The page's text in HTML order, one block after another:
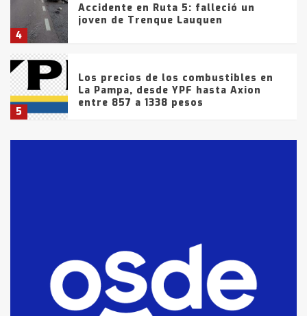
4
Accidente en Ruta 5: falleció un
joven de Trenque Lauquen
5
Los precios de los combustibles en
La Pampa, desde YPF hasta Axion
entre 857 a 1338 pesos
fueron detenidos por
comercialización de drogas en la
tarde del sábado
T.Lauquen: se vendió el edificio de